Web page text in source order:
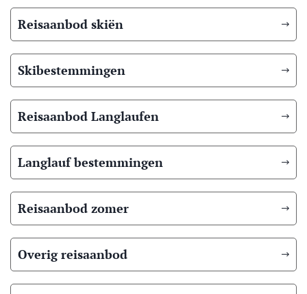
Reisaanbod skiën
Skibestemmingen
Reisaanbod Langlaufen
Langlauf bestemmingen
Reisaanbod zomer
Overig reisaanbod